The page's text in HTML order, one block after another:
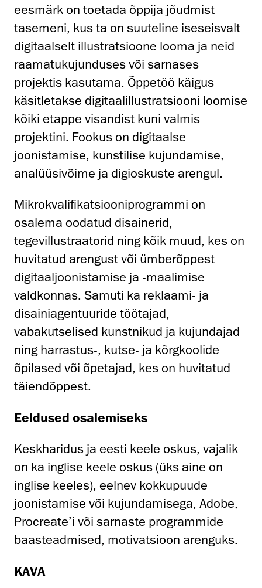
eesmärk on toetada õppija jõudmist
tasemeni, kus ta on suuteline iseseisvalt
digitaalselt illustratsioone looma ja neid
raamatukujunduses või sarnases
projektis kasutama. Õppetöö käigus
käsitletakse digitaalillustratsiooni loomise
kõiki etappe visandist kuni valmis
projektini. Fookus on digitaalse
joonistamise, kunstilise kujundamise,
analüüsivõime ja digioskuste arengul.
Mikrokvalifikatsiooniprogrammi on
osalema oodatud disainerid,
tegevillustraatorid ning kõik muud, kes on
huvitatud arengust või ümberõppest
digitaaljoonistamise ja -maalimise
valdkonnas. Samuti ka reklaami- ja
disainiagentuuride töötajad,
vabakutselised kunstnikud ja kujundajad
ning harrastus-, kutse- ja kõrgkoolide
õpilased või õpetajad, kes on huvitatud
täiendõppest.
Eeldused osalemiseks
Keskharidus ja eesti keele oskus, vajalik
on ka inglise keele oskus (üks aine on
inglise keeles), eelnev kokkupuude
joonistamise või kujundamisega, Adobe,
Procreate’i või sarnaste programmide
baasteadmised, motivatsioon arenguks.
KAVA